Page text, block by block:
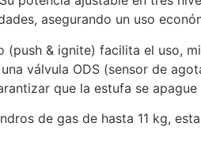
asegurando un uso
(push & ignite) facilita el uso,
válvula ODS (sensor de
que la estufa se
de gas de hasta 11 kg,